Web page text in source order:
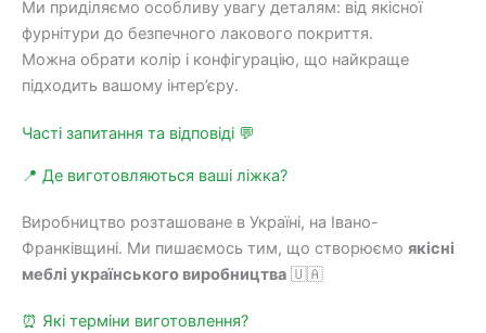
Ми приділяємо особливу увагу деталям: від якісної
фурнітури до безпечного лакового покриття.
Можна обрати колір і конфігурацію, що найкраще
підходить вашому інтер’єру.
Часті запитання та відповіді 💬
📍 Де виготовляються ваші ліжка?
Виробництво розташоване в Україні, на Івано-
Франківщині. Ми пишаємось тим, що створюємо якісні
меблі українського виробництва 🇺🇦
⏰ Які терміни виготовлення?